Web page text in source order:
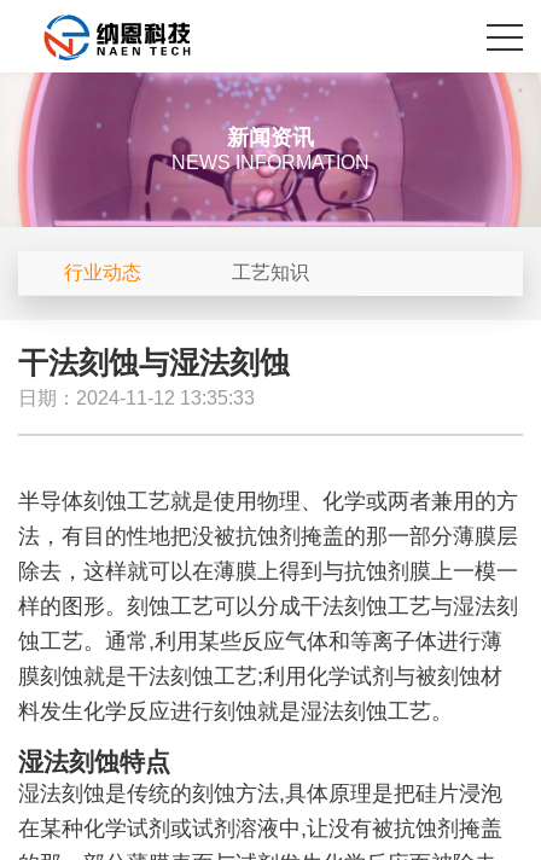
新闻资讯
NEWS INFORMATION
行业动态 工艺知识
干法刻蚀与湿法刻蚀
日期：2024-11-12 13:35:33
半导体刻蚀工艺就是使用物理、化学或两者兼用的方
法，有目的性地把没被抗蚀剂掩盖的那一部分薄膜层
除去，这样就可以在薄膜上得到与抗蚀剂膜上一模一
样的图形。刻蚀工艺可以分成干法刻蚀工艺与湿法刻
蚀工艺。通常,利用某些反应气体和等离子体进行薄
膜刻蚀就是干法刻蚀工艺;利用化学试剂与被刻蚀材
料发生化学反应进行刻蚀就是湿法刻蚀工艺。
湿法刻蚀特点
湿法刻蚀是传统的刻蚀方法,具体原理是把硅片浸泡
在某种化学试剂或试剂溶液中,让没有被抗蚀剂掩盖